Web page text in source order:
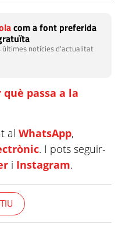
com a font preferida
últimes notícies d'actualitat
passa a la
al WhatsApp,
. I pots seguir-
i Instagram.